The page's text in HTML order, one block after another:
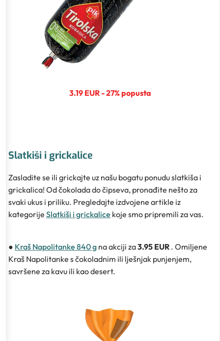
3.19 EUR - 27% popusta
Slatkiši i grickalice
Zasladite se ili grickajte uz našu bogatu ponudu slatkiša i
grickalica! Od čokolada do čipseva, pronađite nešto za
svaki ukus i priliku. Pregledajte izdvojene artikle iz
kategorije Slatkiši i grickalice koje smo pripremili za vas.
● Kraš Napolitanke 840 g na akciji za3.95 EUR . Omiljene
Kraš Napolitanke s čokoladnim ili lješnjak punjenjem,
savršene za kavu ili kao desert.